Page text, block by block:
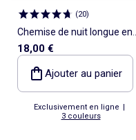
(20)
Chemise de nuit longue en
voile de coton
18,00 €
Ajouter au panier
Exclusivement en ligne |
3 couleurs